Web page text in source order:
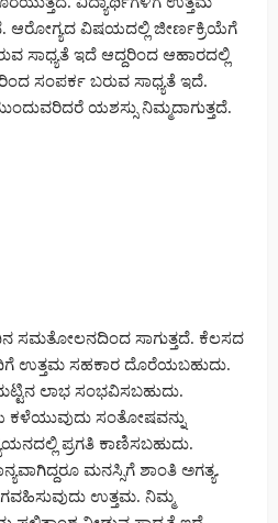
ಆರೋಗ್ಯದ ವಿಷಯದಲ್ಲಿ ಜೀರ್ಣಕ್ರಿಯೆಗೆ
ಸಾಧ್ಯತೆ ಇದೆ ಆದ್ದರಿಂದ ಆಹಾರದಲ್ಲಿ
ಸಂಪರ್ಕ ಬರುವ ಸಾಧ್ಯತೆ ಇದೆ.
ಯಶಸ್ಸು ನಿಮ್ಮದಾಗುತ್ತದೆ.
ಸಮತೋಲನದಿಂದ ಸಾಗುತ್ತದೆ. ಕೆಲಸದ
ಉತ್ತಮ ಸಹಕಾರ ದೊರೆಯಬಹುದು.
ಲಾಭ ಸಂಭವಿಸಬಹುದು.
ಸಂತೋಷವನ್ನು
ಪ್ರಗತಿ ಕಾಣಿಸಬಹುದು.
ಮನಸ್ಸಿಗೆ ಶಾಂತಿ ಅಗತ್ಯ.
ಉತ್ತಮ. ನಿಮ್ಮ